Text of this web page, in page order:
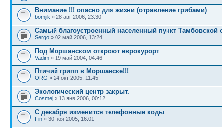
Внимание !!! опасно для жизни (отравление грибами)
bomjik » 28 авг 2006, 23:30
Самый благоустроенный населенный пункт Тамбовской
Sergo » 02 май 2006, 13:24
Под Моршанском откроют еврокурорт
Vadim » 19 май 2004, 04:46
Птичий грипп в Моршанске!!!
ORG » 24 окт 2005, 11:45
Экологический центр закрыт.
Cosmej » 13 янв 2006, 00:12
С декабря изменится телефонные коды
Fin » 30 ноя 2005, 16:01